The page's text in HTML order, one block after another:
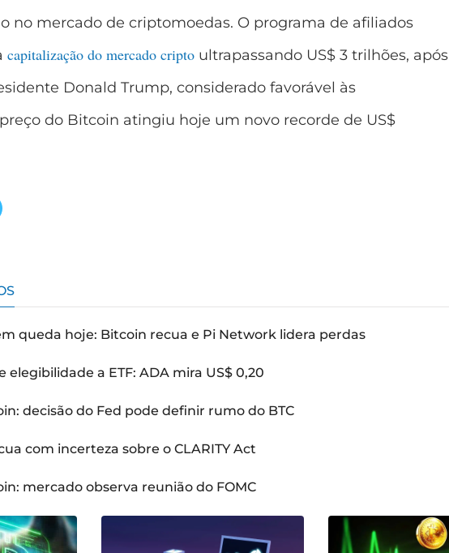
no mercado de criptomoedas. O programa de afiliados
capitalização do mercado cripto ultrapassando US$ 3 trilhões, após
Donald Trump, considerado favorável às
do Bitcoin atingiu hoje um novo recorde de US$
queda hoje: Bitcoin recua e Pi Network lidera perdas
elegibilidade a ETF: ADA mira US$ 0,20
decisão do Fed pode definir rumo do BTC
com incerteza sobre o CLARITY Act
mercado observa reunião do FOMC